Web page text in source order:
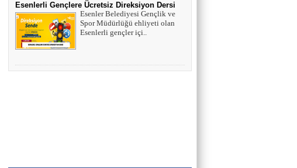
TARIK SEZAİ KARATEPE
İstanbul Sözleşmesi değil, 'Veda Hutbesi!
AYŞE GÜL ÖZER
Esenlerli Gençlere Ücretsiz Direksiyon Dersi
Esenler Belediyesi Gençlik ve
Spor Müdürlüğü ehliyeti olan
Esenlerli gençler içi..